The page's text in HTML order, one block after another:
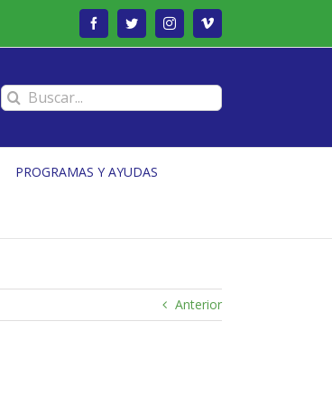
FacebookTwitterInstagramVimeo
Buscar:
PROGRAMAS Y AYUDAS
Anterior